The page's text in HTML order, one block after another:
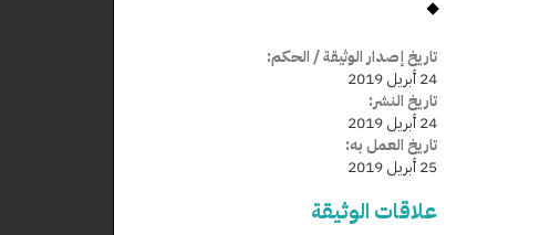
تاريخ إصدار الوثيقة / الحكم:
24 أبريل 2019
تاريخ النشر:
24 أبريل 2019
تاريخ العمل به:
25 أبريل 2019
علاقات الوثيقة